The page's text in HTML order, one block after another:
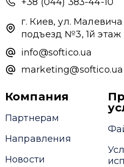
г. Киев, ул.
подъезд №3, 1й этаж
info@softico.ua
marketing@softico.ua
Компания
Партнерам
Направления
Новости